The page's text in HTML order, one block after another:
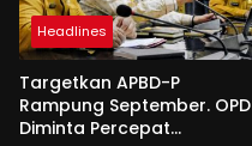
Headlines
Targetkan APBD-P
Rampung September. OPD
Diminta Percepat